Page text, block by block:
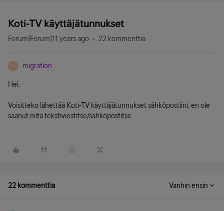
Koti-TV käyttäjätunnukset
Forum|Forum|11 years ago 22 kommenttia
M migration
Hei,
Voisitteko lähettää Koti-TV käyttäjätunnukset sähköpostiini, en ole
saanut niitä tekstiviestitse/sähköpostitse.
22 kommenttia Vanhin ensin